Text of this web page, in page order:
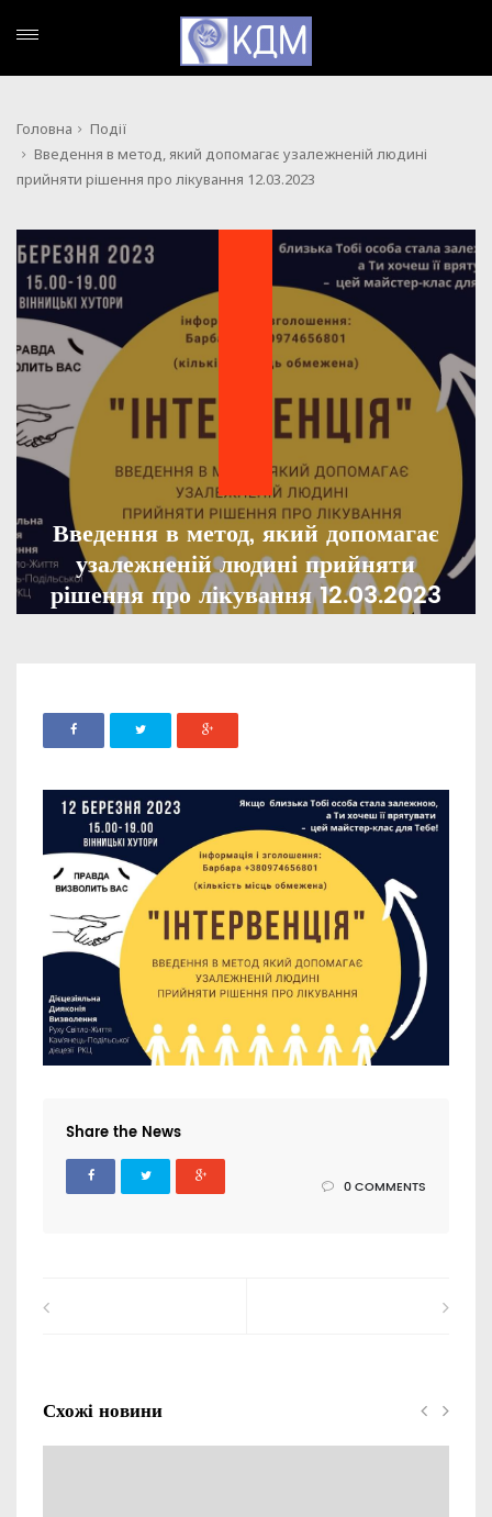
Головна
Події
Введення в метод, який допомагає узалежненій людині
прийняти рішення про лікування 12.03.2023
Введення в метод, який допомагає
узалежненій людині прийняти
рішення про лікування 12.03.2023
Share the News
0 COMMENTS
Схожі новини